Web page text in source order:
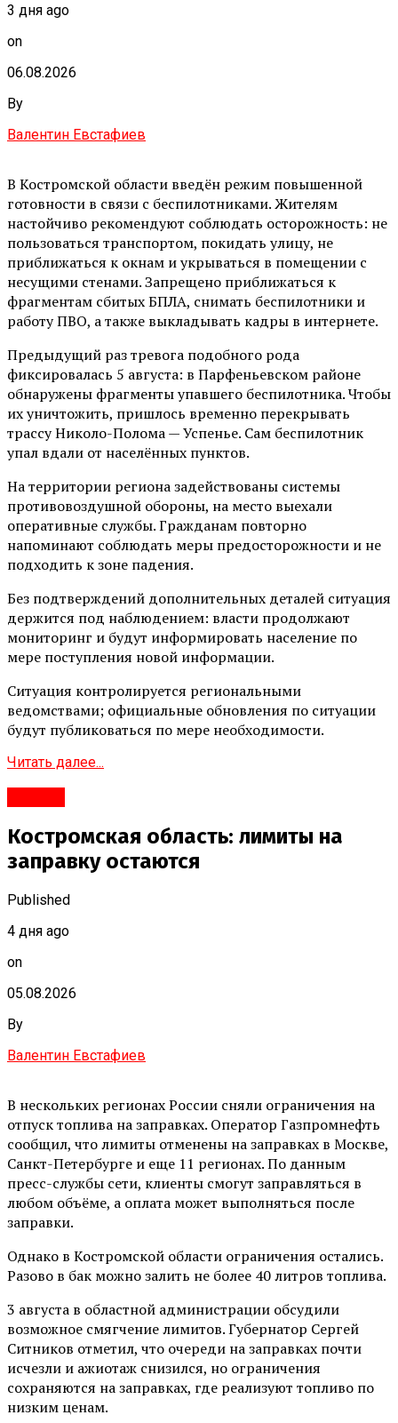
3 дня ago
on
06.08.2026
By
Валентин Евстафиев
В Костромской области введён режим повышенной
готовности в связи с беспилотниками. Жителям
настойчиво рекомендуют соблюдать осторожность: не
пользоваться транспортом, покидать улицу, не
приближаться к окнам и укрываться в помещении с
несущими стенами. Запрещено приближаться к
фрагментам сбитых БПЛА, снимать беспилотники и
работу ПВО, а также выкладывать кадры в интернете.
Предыдущий раз тревога подобного рода
фиксировалась 5 августа: в Парфеньевском районе
обнаружены фрагменты упавшего беспилотника. Чтобы
их уничтожить, пришлось временно перекрывать
трассу Николо-Полома — Успенье. Сам беспилотник
упал вдали от населённых пунктов.
На территории региона задействованы системы
противовоздушной обороны, на место выехали
оперативные службы. Гражданам повторно
напоминают соблюдать меры предосторожности и не
подходить к зоне падения.
Без подтверждений дополнительных деталей ситуация
держится под наблюдением: власти продолжают
мониторинг и будут информировать население по
мере поступления новой информации.
Ситуация контролируется региональными
ведомствами; официальные обновления по ситуации
будут публиковаться по мере необходимости.
Читать далее...
Костромская область: лимиты на
заправку остаются
Published
4 дня ago
on
05.08.2026
By
Валентин Евстафиев
В нескольких регионах России сняли ограничения на
отпуск топлива на заправках. Оператор Газпромнефть
сообщил, что лимиты отменены на заправках в Москве,
Санкт-Петербурге и еще 11 регионах. По данным
пресс-службы сети, клиенты смогут заправляться в
любом объёме, а оплата может выполняться после
заправки.
Однако в Костромской области ограничения остались.
Разово в бак можно залить не более 40 литров топлива.
3 августа в областной администрации обсудили
возможное смягчение лимитов. Губернатор Сергей
Ситников отметил, что очереди на заправках почти
исчезли и ажиотаж снизился, но ограничения
сохраняются на заправках, где реализуют топливо по
низким ценам.